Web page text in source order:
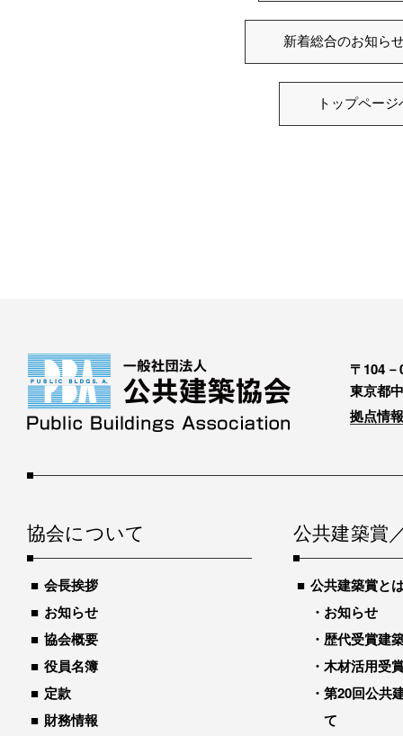
新着総合のお知ら
トップページ
〒104－
東京都
拠点情
協会について
会長挨拶
お知らせ
協会概要
役員名簿
定款
財務情報
公共建築賞
公共建築賞と
お知らせ
歴代受賞建
木材活用受
第20回公共
て